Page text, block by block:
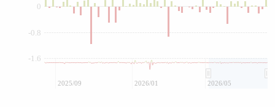
0
-1.6
-0.8
2025/09 2026/01 2026/05